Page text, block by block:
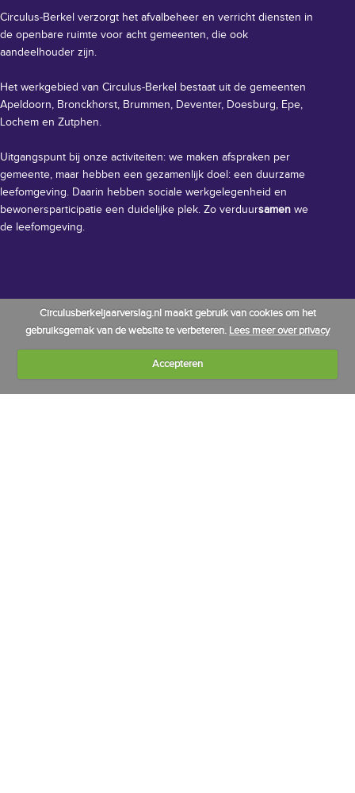
Circulus-Berkel verzorgt het afvalbeheer en verricht diensten in
de openbare ruimte voor acht gemeenten, die ook
aandeelhouder zijn.
Het werkgebied van Circulus-Berkel bestaat uit de gemeenten
Apeldoorn, Bronckhorst, Brummen, Deventer, Doesburg, Epe,
Lochem en Zutphen.
Uitgangspunt bij onze activiteiten: we maken afspraken per
gemeente, maar hebben een gezamenlijk doel: een duurzame
leefomgeving. Daarin hebben sociale werkgelegenheid en
bewonersparticipatie een duidelijke plek. Zo verduursamen we
de leefomgeving.
Circulusberkeljaarverslag.nl maakt gebruik van cookies om het
gebruiksgemak van de website te verbeteren. Lees meer over privacy
Accepteren